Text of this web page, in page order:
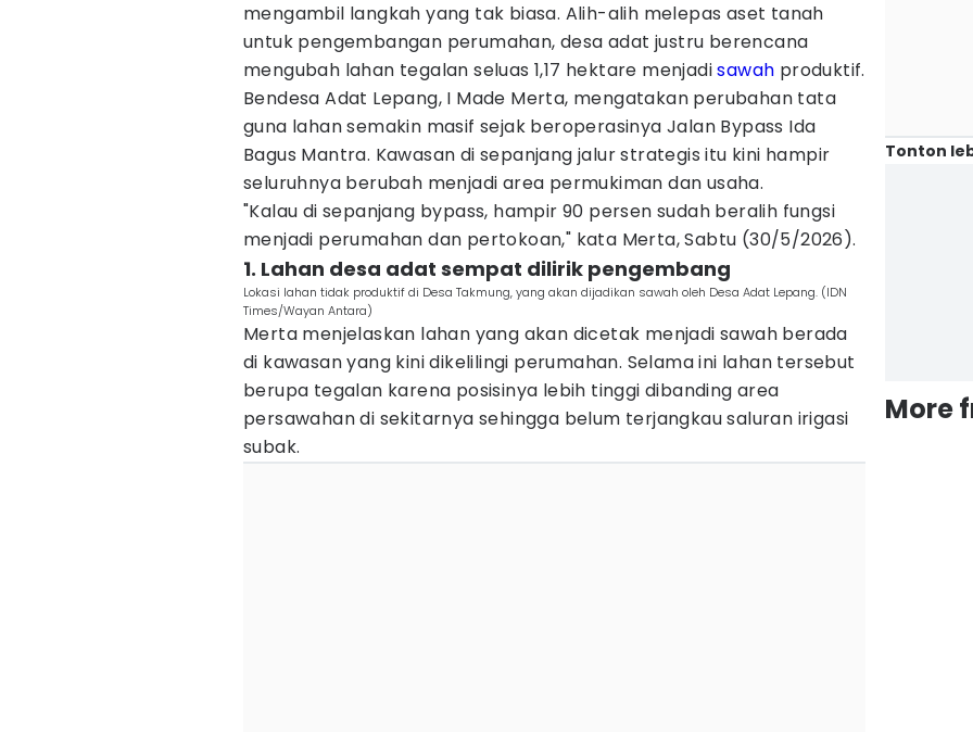
mengambil langkah yang tak biasa. Alih-alih melepas aset tanah
untuk pengembangan perumahan, desa adat justru berencana
mengubah lahan tegalan seluas 1,17 hektare menjadisawah produktif.
Bendesa Adat Lepang, I Made Merta, mengatakan perubahan tata
guna lahan semakin masif sejak beroperasinya Jalan Bypass Ida
Bagus Mantra. Kawasan di sepanjang jalur strategis itu kini hampir
seluruhnya berubah menjadi area permukiman dan usaha.
"Kalau di sepanjang bypass, hampir 90 persen sudah beralih fungsi
menjadi perumahan dan pertokoan," kata Merta, Sabtu (30/5/2026).
1. Lahan desa adat sempat dilirik pengembang
Lokasi lahan tidak produktif di Desa Takmung, yang akan dijadikan sawah oleh Desa Adat Lepang. (IDN
Times/Wayan Antara)
Merta menjelaskan lahan yang akan dicetak menjadi sawah berada
di kawasan yang kini dikelilingi perumahan. Selama ini lahan tersebut
berupa tegalan karena posisinya lebih tinggi dibanding area
persawahan di sekitarnya sehingga belum terjangkau saluran irigasi
subak.
Tonton
More